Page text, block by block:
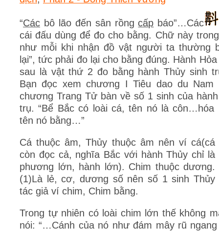
“Các bô lão đến sân rồngcấp báo”…Các
cái đấu dùng để đo cho bằng. Chữ này
như mỗi khi nhận đồ vật người ta thường
lại”, tức phải đo lại cho bằng đúng. Hành
sau là vật thứ 2 đo bằng hành Thủy sinh
Bạn đọc xem chương I Tiêu dao du Nam
chương Trang Tử bàn về số 1 sinh của
trụ. “Bể Bắc có loài cá, tên nó là côn…hóa
tên nó bằng…”
Cá thuộc âm, Thủy thuộc âm nên ví cá(cá
còn đọc cả, nghĩa Bắc với hành Thủy chỉ là
phương lớn, hành lớn). Chim thuộc dương.
(1)Là lẻ, cơ, dương số nên số 1 sinh Thủy
tác giả ví chim, Chim bằng.
Trong tự nhiên có loài chim lớn thế không
nói: “…Cánh của nó như đám mây rũ